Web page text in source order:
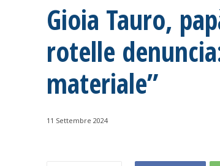
Gioia Tauro,
rotelle
materiale”
11 Settembre 2024